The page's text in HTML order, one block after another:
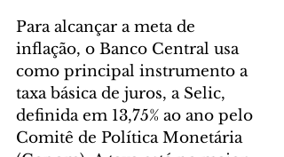
Para alcançar a meta de
inflação, o Banco Central usa
como principal instrumento a
taxa básica de juros, a Selic,
definida em 13,75% ao ano pelo
Comitê de Política Monetária